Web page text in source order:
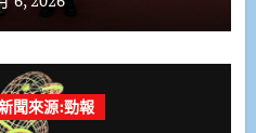
聞來源:勁報